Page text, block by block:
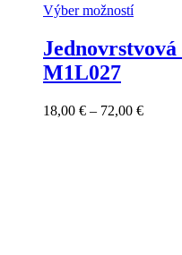
Výber možností
M1L027
18,00 € – 72,00 €Price